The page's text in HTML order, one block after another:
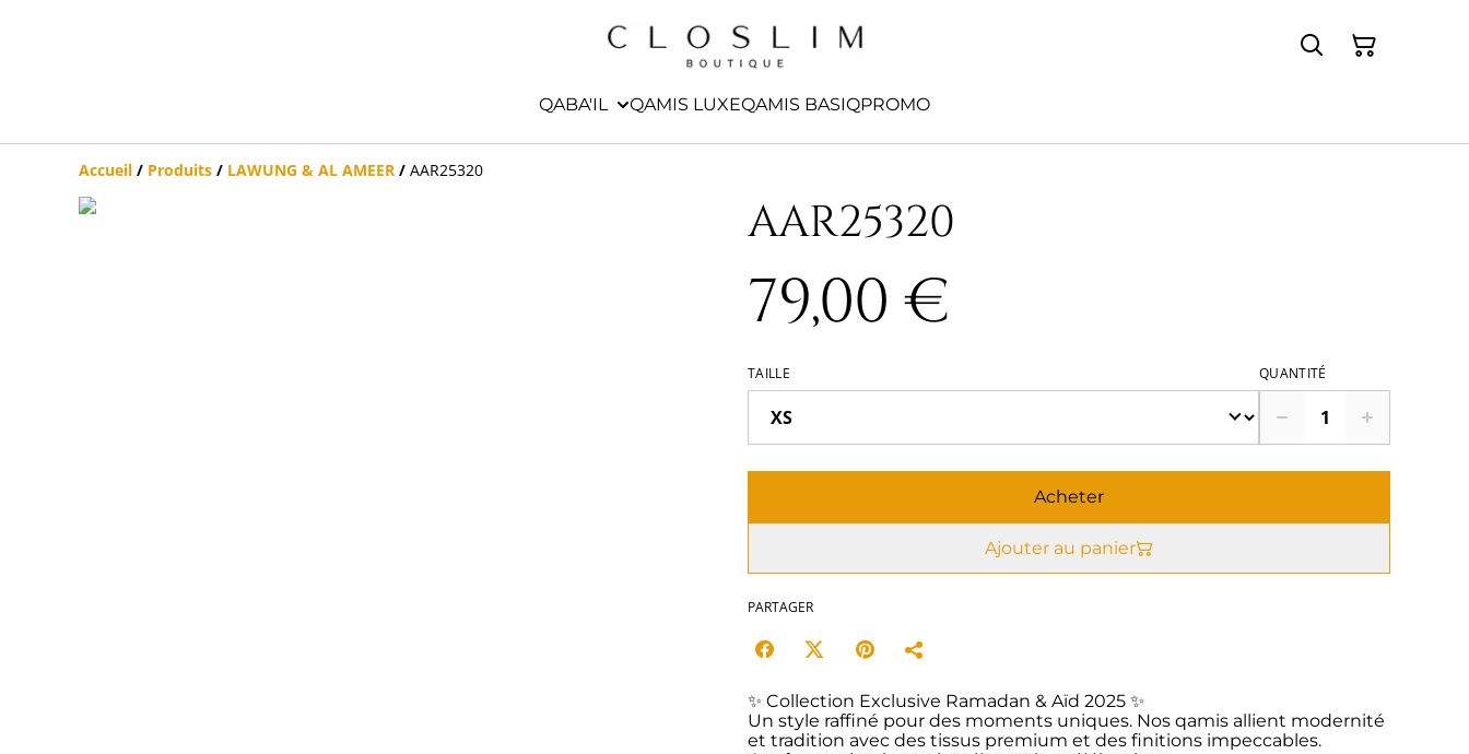
QABA'IL QAMIS LUXEQAMIS BASIQPROMO
Accueil / Produits / LAWUNG & AL AMEER / AAR25320
AAR25320
79,00 €
TAILLE QUANTITÉ
Acheter
Ajouter au panier
PARTAGER
✨ Collection Exclusive Ramadan & Aïd 2025 ✨
Un style raffiné pour des moments uniques. Nos qamis allient modernité
et tradition avec des tissus premium et des finitions impeccables.